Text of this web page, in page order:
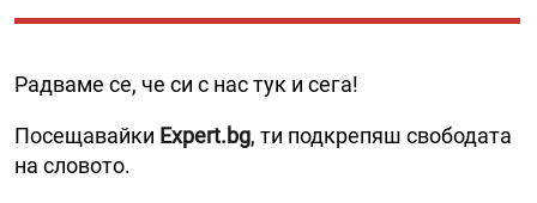
Радваме се, че си с нас тук и сега!
Посещавайки Expert.bg, ти подкрепяш свободата
на словото.